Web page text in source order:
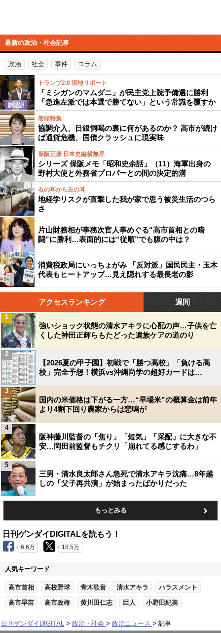
最新の政治・社会記事
政治 社会 事件 コラム
トランプ2.0 現地リポート
「ミシガンのマムダニ」が民主党上院予備選に勝利
「急進左派では本選で勝てない」という常識を覆すか
巻頭特集
協調介入、日銀恫喝の裏に何があるのか？ 高市が続け
ば通貨危機、国債クラッシュに現実味
保阪正康 日本史縦横無尽
シリーズ 保阪メモ「昭和史余話」（11）海軍出身の
野村大使と外務省プロパーとの間の決定的溝
右の耳から左の耳
地経学リスクが直撃した我が家で思う被災生活のつら
さ
片山財務相が事務次官人事めぐる“高市首相との暗
闘”に勝利…表面的には“従順”でも腹の中は？
消費税政局にいっちょがみ 「反対派」国民民主・玉木
代表もヒートアップ…見え隠れする最長老の影
アクセスランキング 週間
強いショック状態の清水アキラに心配の声…子供を亡
くした神田正輝らもたどった遺族ケアの道のり
1
【2026夏の甲子園】初戦で「勝つ高校」「負ける高
校」完全予想！横浜vs沖縄尚学の超好カードは…
2
国内の米価格は下がる一方…“早場米”の概算金は前年
より4割下回り農家からは悲鳴が
3
阪神藤川監督の「焦り」「短気」「采配」に大きな不
安…岡田前監督もチクリ「崩れてる感じするわ」
4
三男・清水良太郎さん急死で清水アキラ沈痛…8年越
しの「父子再共演」が始まったばかりだった
5
もっとみる
日刊ゲンダイDIGITALを読もう！
6.6万 18.5万
人気キーワード
高市首相 高校野球 青木歌音 清水アキラ ハラスメント
高市早苗 高市政権 黄川田仁志 巨人 小野田紀美
日刊ゲンダイDIGITAL 政治・社会 政治ニュース 記事